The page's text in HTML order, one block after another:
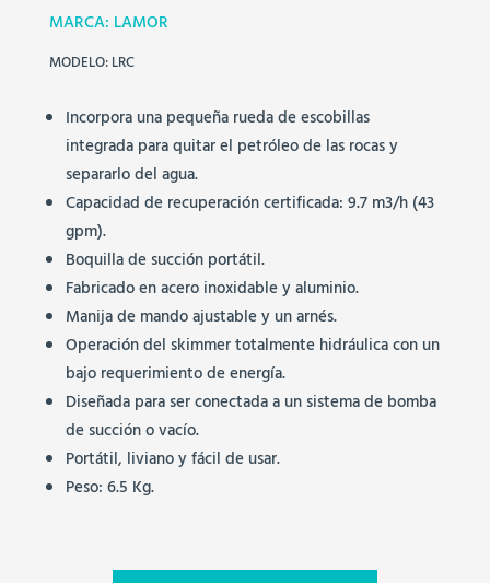
MARCA: LAMOR
MODELO: LRC
Incorpora una pequeña rueda de escobillas
integrada para quitar el petróleo de las rocas y
separarlo del agua.
Capacidad de recuperación certificada: 9.7 m3/h (43
gpm).
Boquilla de succión portátil.
Fabricado en acero inoxidable y aluminio.
Manija de mando ajustable y un arnés.
Operación del skimmer totalmente hidráulica con un
bajo requerimiento de energía.
Diseñada para ser conectada a un sistema de bomba
de succión o vacío.
Portátil, liviano y fácil de usar.
Peso: 6.5 Kg.